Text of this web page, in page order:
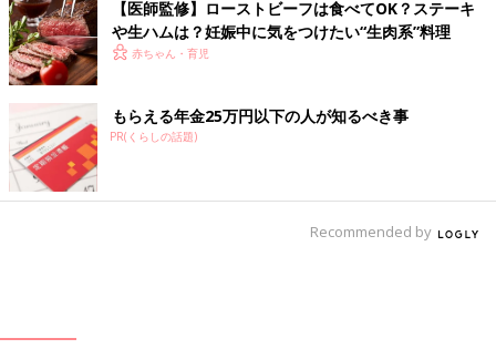
【医師監修】ローストビーフは食べてOK？ステーキ
や生ハムは？妊娠中に気をつけたい“生肉系”料理
赤ちゃん・育児
もらえる年金25万円以下の人が知るべき事
PR(くらしの話題)
Recommended by